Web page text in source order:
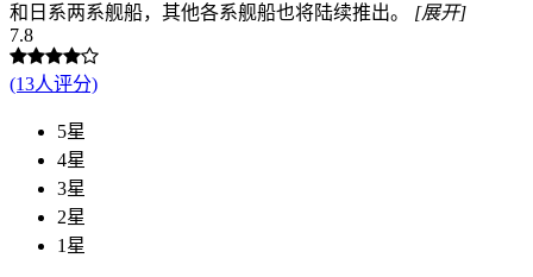
和日系两系舰船，其他各系舰船也将陆续推出。
[展开]
7.8
(13人评分)
5星
4星
3星
2星
1星